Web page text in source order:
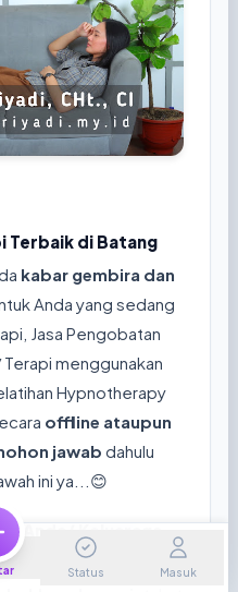
Terbaik di Batang
kabar gembira dan
Anda yang sedang
Jasa Pengobatan
Terapi menggunakan
Hypnotherapy
offline ataupun
jawab dahulu
ini ya...😊
Anda/ Keluaraga
Status Masuk